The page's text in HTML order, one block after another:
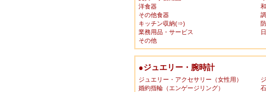
洋食器
その他食器
キッチン収納(⇒)
業務用品・サービス
その他
●ジュエリー・腕時計
ジュエリー・アクセサリー（女性用）
婚約指輪（エンゲージリング）